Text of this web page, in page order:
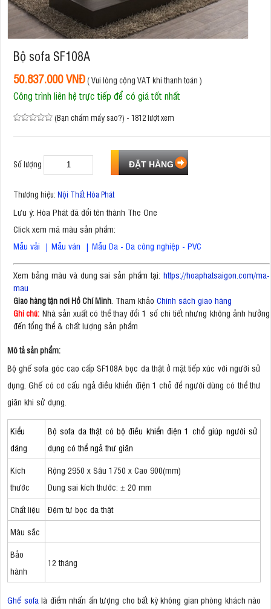
Bộ sofa SF108A
50.837.000 VNĐ( Vui lòng cộng VAT khi thanh toán )
Công trình liên hệ trực tiếp để có giá tốt nhất
(Bạn chấm mấy sao?) - 1812 lượt xem
Số lượng
Thương hiệu: Nội Thất Hòa Phát
Lưu ý: Hòa Phát đã đổi tên thành The One
Click xem mã màu sản phẩm:
Mẫu vải | Mẫu ván | Mẫu Da - Da công nghiệp - PVC
Xem bảng màu và dung sai sản phẩm tại: https://hoaphatsaigon.com/ma-
mau
Giao hàng tận nơi Hồ Chí Minh . Tham khảo Chính sách giao hàng
Ghi chú: Nhà sản xuất có thể thay đổi 1 số chi tiết nhưng không ảnh hưởng
đến tổng thể & chất lượng sản phẩm
Mô tả sản phẩm:
Bộ ghế sofa góc cao cấp SF108A bọc da thật ở mặt tiếp xúc với người sử
dụng. Ghế có cơ cấu ngả điều khiển điện 1 chỗ để người dùng có thể thư
giãn khi sử dụng.
Kiểu
dáng
Bộ sofa da thật có bộ điều khiển điện 1 chổ giúp người sử
dụng có thể ngả thư giãn
Kích
thước
Rộng 2950 x Sâu 1750 x Cao 900(mm)
Dung sai kích thước: ± 20 mm
Chất liệu
Đệm tự bọc da thật
Màu sắc
Bảo
hành
12 tháng
Ghế sofa là điểm nhấn ấn tượng cho bất kỳ không gian phòng khách nào